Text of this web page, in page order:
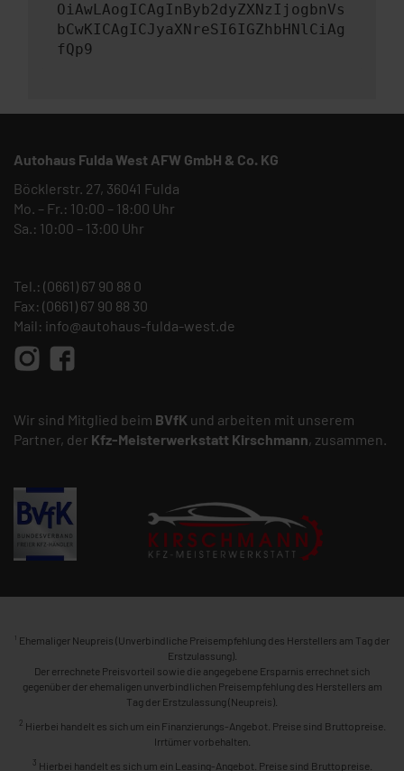
OiAwLAogICAgInByb2dyZXNzIjogbnVs
bCwKICAgICJyaXNreSI6IGZhbHNlCiAg
fQp9
Autohaus Fulda West AFW GmbH & Co. KG
Böcklerstr. 27, 36041 Fulda
Mo. – Fr.: 10:00 – 18:00 Uhr
Sa.: 10:00 – 13:00 Uhr
Tel.: (0661) 67 90 88 0
Fax: (0661) 67 90 88 30
Mail: info@autohaus-fulda-west.de
Wir sind Mitglied beim BVfK und arbeiten mit unserem
Partner, der Kfz-Meisterwerkstatt Kirschmann, zusammen.
1 Ehemaliger Neupreis (Unverbindliche Preisempfehlung des Herstellers am Tag der
Erstzulassung).
Der errechnete Preisvorteil sowie die angegebene Ersparnis errechnet sich
gegenüber der ehemaligen unverbindlichen Preisempfehlung des Herstellers am
Tag der Erstzulassung (Neupreis).
2 Hierbei handelt es sich um ein Finanzierungs-Angebot. Preise sind Bruttopreise.
Irrtümer vorbehalten.
3 Hierbei handelt es sich um ein Leasing-Angebot. Preise sind Bruttopreise.